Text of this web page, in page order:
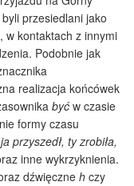
przesiedlani jako
w kontaktach z innymi
Podobnie jak
realizacja końcówek
być w czasie
formy czasu
ja przyszedł, ty zrobiła,
inne wykrzyknienia.
dźwięczne h czy